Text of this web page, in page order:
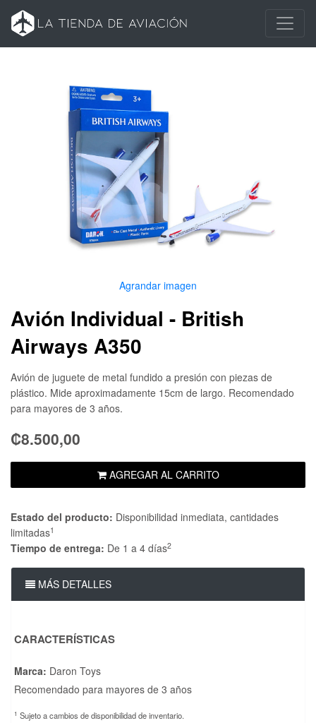
Agrandar imagen
Avión Individual - British
Airways A350
Avión de juguete de metal fundido a presión con piezas de
plástico. Mide aproximadamente 15cm de largo. Recomendado
para mayores de 3 años.
₡8.500,00
AGREGAR AL CARRITO
Estado del producto: Disponibilidad inmediata, cantidades
limitadas1
Tiempo de entrega: De 1 a 4 días2
MÁS DETALLES
CARACTERÍSTICAS
Marca: Daron Toys
Recomendado para mayores de 3 años
1 Sujeto a cambios de disponibilidad de inventario.